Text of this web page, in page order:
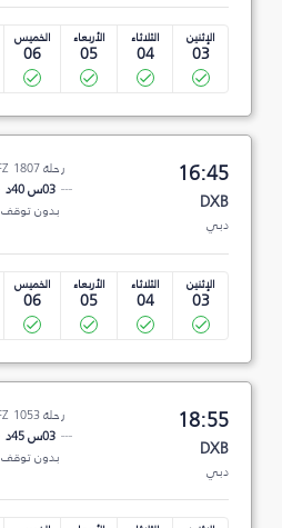
الإثنين
03
الثلاثاء
04
الأربعاء
05
الخميس
06
16:45
DXB
دبي
رحلة FZ 1807
03س 40د
بدون توقف
الإثنين
03
الثلاثاء
04
الأربعاء
05
الخميس
06
18:55
DXB
دبي
رحلة FZ 1053
03س 45د
بدون توقف